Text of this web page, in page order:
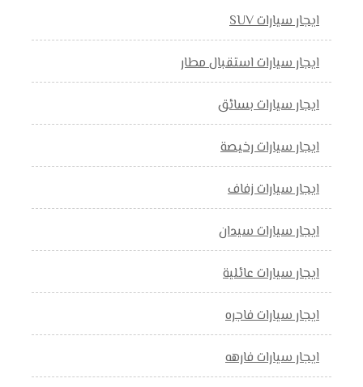
ايجار سيارات SUV
ايجار سيارات استقبال مطار
ايجار سيارات بسائق
ايجار سيارات رخيصة
ايجار سيارات زفاف
ايجار سيارات سيدان
ايجار سيارات عائلية
ايجار سيارات فاجره
ايجار سيارات فارهه